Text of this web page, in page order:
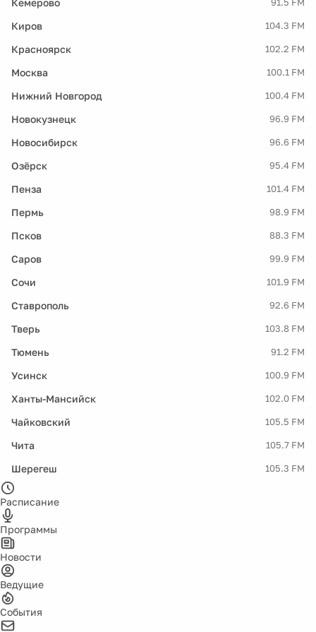
91.5 FM
Киров 104.3 FM
Красноярск 102.2 FM
Москва 100.1 FM
Нижний Новгород 100.4 FM
Новокузнецк 96.9 FM
Новосибирск 96.6 FM
Озёрск 95.4 FM
Пенза 101.4 FM
Пермь 98.9 FM
Псков 88.3 FM
Саров 99.9 FM
Сочи 101.9 FM
Ставрополь 92.6 FM
Тверь 103.8 FM
Тюмень 91.2 FM
Усинск 100.9 FM
Ханты-Мансийск 102.0 FM
Чайковский 105.5 FM
Чита 105.7 FM
Шерегеш 105.3 FM
Расписание
Программы
Новости
Ведущие
События